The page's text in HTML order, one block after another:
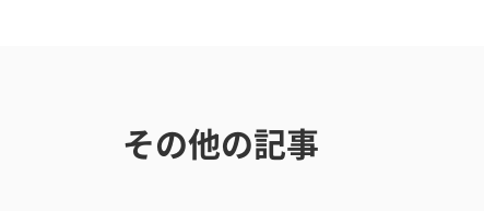
その他の記事